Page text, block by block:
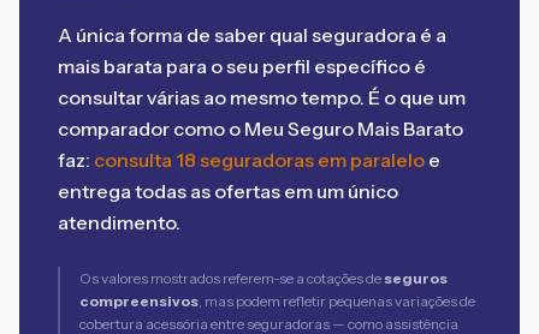
A única forma de saber qual seguradora é a
mais barata para o seu perfil específico é
consultar várias ao mesmo tempo. É o que um
comparador como o Meu Seguro Mais Barato
faz: consulta 18 seguradoras em paralelo e
entrega todas as ofertas em um único
atendimento.
Os valores mostrados referem-se a cotações de seguros
compreensivos, mas podem refletir pequenas variações de
cobertura acessória entre seguradoras — como assistência